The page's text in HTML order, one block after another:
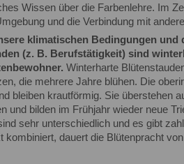
Wissen über die Farbenlehre. Im
und die Verbindung mit
klimatischen Bedingungen und
(z. B. Berufstätigkeit) sind
Winterharte
die mehrere Jahre blühen. Die
bleiben krautförmig. Sie überstehen
und bilden im Frühjahr wieder neue
sehr unterschiedlich und es gibt
kombiniert, dauert die Blütenpracht